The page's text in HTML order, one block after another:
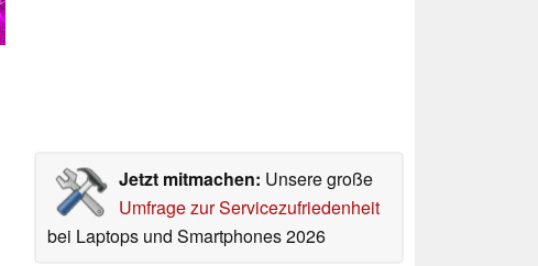
Jetzt mitmachen: Unsere große
Umfrage zur Servicezufriedenheit
bei Laptops und Smartphones 2026